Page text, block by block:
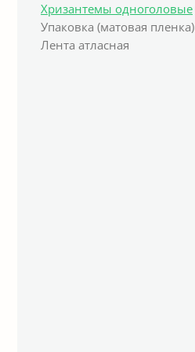
Хризантемы одноголовые
Упаковка (матовая пленка)
Лента атласная